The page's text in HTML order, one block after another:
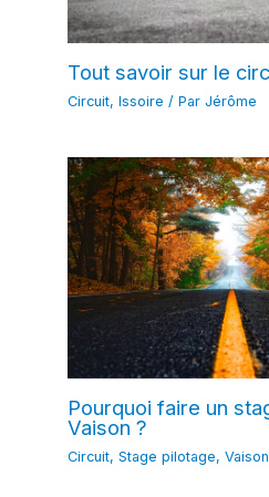
Tout savoir sur le
Circuit,Issoire / ParJérôme
Pourquoi faire un
Vaison ?
Circuit,Stage pilotage,Vaison